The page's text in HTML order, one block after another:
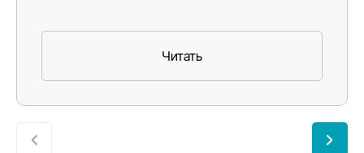
Читать